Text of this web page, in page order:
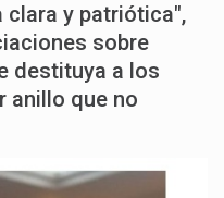
clara y patriótica",
sobre
destituya a los
anillo que no